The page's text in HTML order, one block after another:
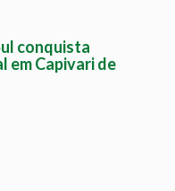
conquista
em Capivari de